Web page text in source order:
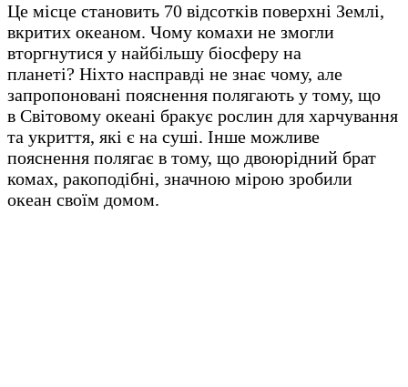
Це місце становить 70 відсотків поверхні Землі,
вкритих океаном. Чому комахи не змогли
вторгнутися у найбільшу біосферу на
планеті? Ніхто насправді не знає чому, але
запропоновані пояснення полягають у тому, що
в Світовому океані бракує рослин для харчування
та укриття, які є на суші. Інше можливе
пояснення полягає в тому, що двоюрідний брат
комах, ракоподібні, значною мірою зробили
океан своїм домом.